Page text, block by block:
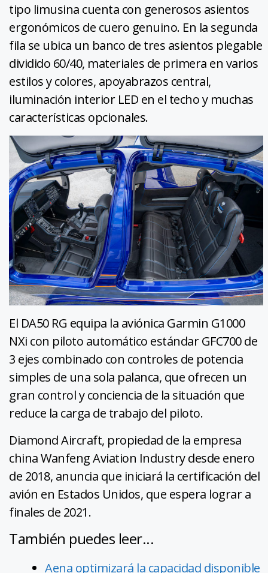
tipo limusina cuenta con generosos asientos
ergonómicos de cuero genuino. En la segunda
fila se ubica un banco de tres asientos plegable
dividido 60/40, materiales de primera en varios
estilos y colores, apoyabrazos central,
iluminación interior LED en el techo y muchas
características opcionales.
El DA50 RG equipa la aviónica Garmin G1000
NXi con piloto automático estándar GFC700 de
3 ejes combinado con controles de potencia
simples de una sola palanca, que ofrecen un
gran control y conciencia de la situación que
reduce la carga de trabajo del piloto.
Diamond Aircraft, propiedad de la empresa
china Wanfeng Aviation Industry desde enero
de 2018, anuncia que iniciará la certificación del
avión en Estados Unidos, que espera lograr a
finales de 2021.
También puedes leer...
Aena optimizará la capacidad disponible